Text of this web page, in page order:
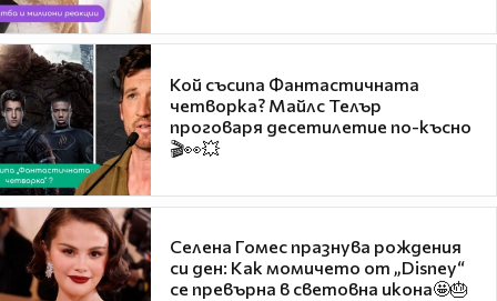
Кой съсипа Фантастичната
четворка? Майлс Телър
проговаря десетилетие по-късно
🎬👀💥
Селена Гомес празнува рождения
си ден: Как момичето от „Disney“
се превърна в световна икона🤩🎂